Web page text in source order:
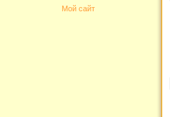
Мой сайт